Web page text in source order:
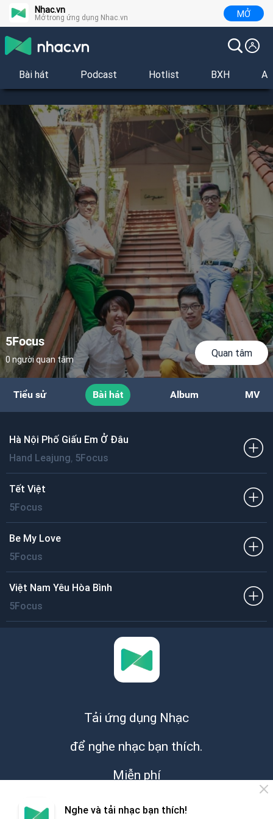
Nhac.vn
Mở trong ứng dụng Nhac.vn MỞ
Bài hát Podcast Hotlist BXH
5Focus
0 người quan tâm
Quan tâm
Tiểu sử Bài hát Album MV
Hà Nội Phố Giấu Em Ở Đâu
Hand Leajung, 5Focus
Tết Việt
5Focus
Be My Love
5Focus
Việt Nam Yêu Hòa Bình
5Focus
Tải ứng dụng Nhạc
để nghe nhạc bạn thích.
Miễn phí
Nghe và tải nhạc bạn thích!